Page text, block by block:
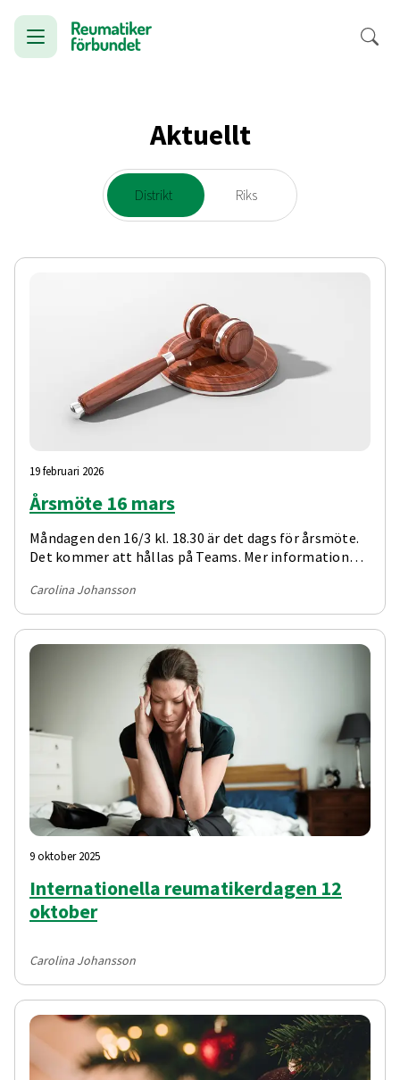
Aktuellt
Distrikt Riks
19 februari 2026
Årsmöte 16 mars
Måndagen den 16/3 kl. 18.30 är det dags för årsmöte.
Det kommer att hållas på Teams. Mer information
alla medlemmar senast tre veckor innan mötet.
Carolina Johansson
9 oktober 2025
Internationella reumatikerdagen 12
oktober
Carolina Johansson